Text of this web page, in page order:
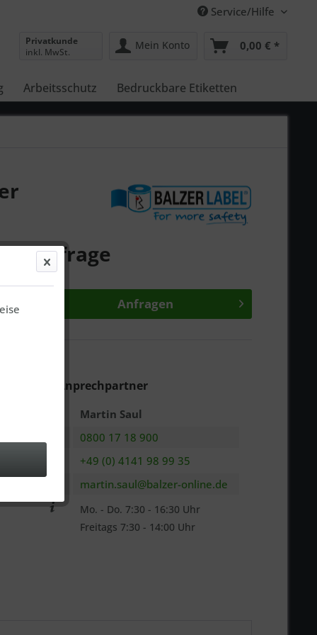
Service/Hilfe
Privatkunde
inkl. MwSt.
Mein Konto 0,00 € *
Arbeitsschutz Bedruckbare Etiketten
Anfrage
bei Ihnen*
Anfragen
Ihr Anprechpartner
Martin Saul
0800 17 18 900
+49 (0) 4141 98 99 35
martin.saul@balzer-online.de
Mo. - Do. 7:30 - 16:30 Uhr
Freitags 7:30 - 14:00 Uhr